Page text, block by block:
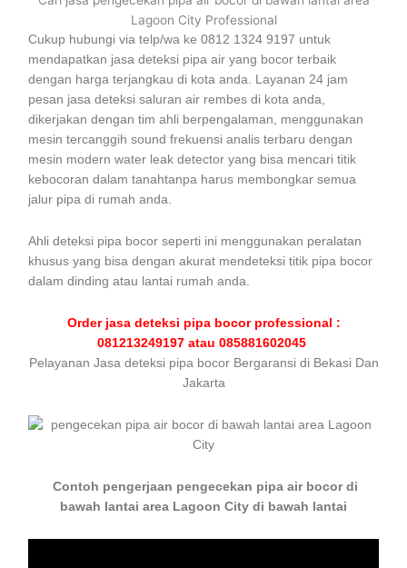
Lagoon City Professional
Cukup hubungi via telp/wa ke 0812 1324 9197 untuk
mendapatkan jasa deteksi pipa air yang bocor terbaik
dengan harga terjangkau di kota anda. Layanan 24 jam
pesan jasa deteksi saluran air rembes di kota anda,
dikerjakan dengan tim ahli berpengalaman, menggunakan
mesin tercanggih sound frekuensi analis terbaru dengan
mesin modern water leak detector yang bisa mencari titik
kebocoran dalam tanahtanpa harus membongkar semua
jalur pipa di rumah anda.
Ahli deteksi pipa bocor seperti ini menggunakan peralatan
khusus yang bisa dengan akurat mendeteksi titik pipa bocor
dalam dinding atau lantai rumah anda.
Order jasa deteksi pipa bocor professional :
081213249197 atau 085881602045
Pelayanan Jasa deteksi pipa bocor Bergaransi di Bekasi Dan
Jakarta
Contoh pengerjaan pengecekan pipa air bocor di
bawah lantai area Lagoon City di bawah lantai